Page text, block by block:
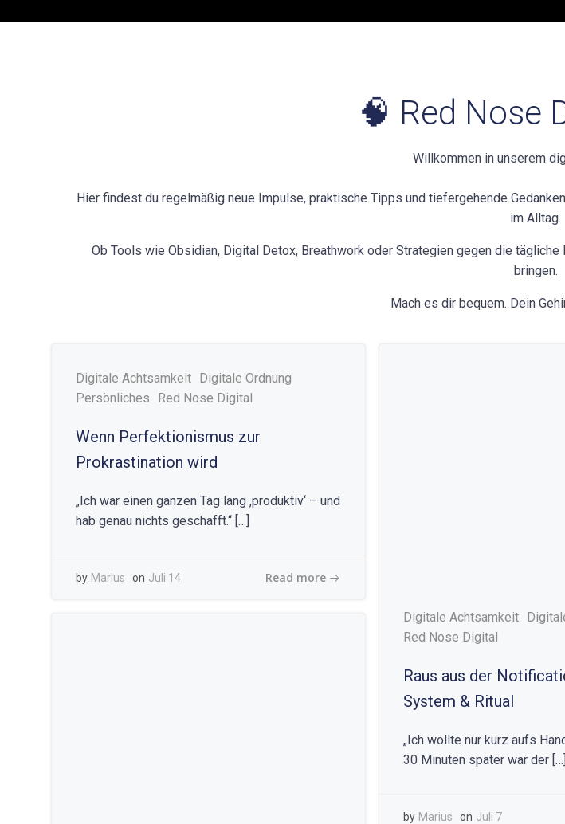
🧠 Red Nose
Willkommen in unserem
Hier findest du regelmäßig neue Impulse, praktische Tipps und tiefergehende
im Alltag.
Ob Tools wie Obsidian, Digital Detox, Breathwork oder Strategien gegen die
bringen.
Mach es dir bequem. Dein
Digitale Achtsamkeit Digitale Ordnung
Persönliches
Red Nose Digital
Wenn Perfektionismus zur
Prokrastination wird
„Ich war einen ganzen Tag lang ‚produktiv‘ – und
hab genau nichts geschafft.“ […]
by Marius on Juli 14 Read more
Digitale Achtsamkeit
Red Nose Digital
Raus aus der
System & Ritual
„Ich wollte nur kurz aufs
30 Minuten später war der […]
by Marius on Juli 7